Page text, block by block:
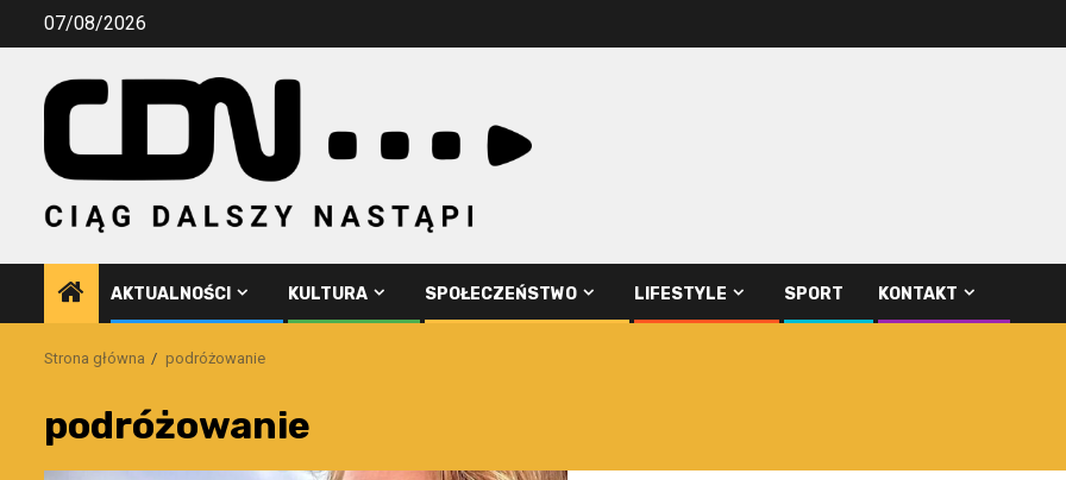
Przejdź07/08/2026
AKTUALNOŚCI KULTURA SPOŁECZEŃSTWO LIFESTYLE SPORT KONTAKT
Strona główna podróżowanie
podróżowanie